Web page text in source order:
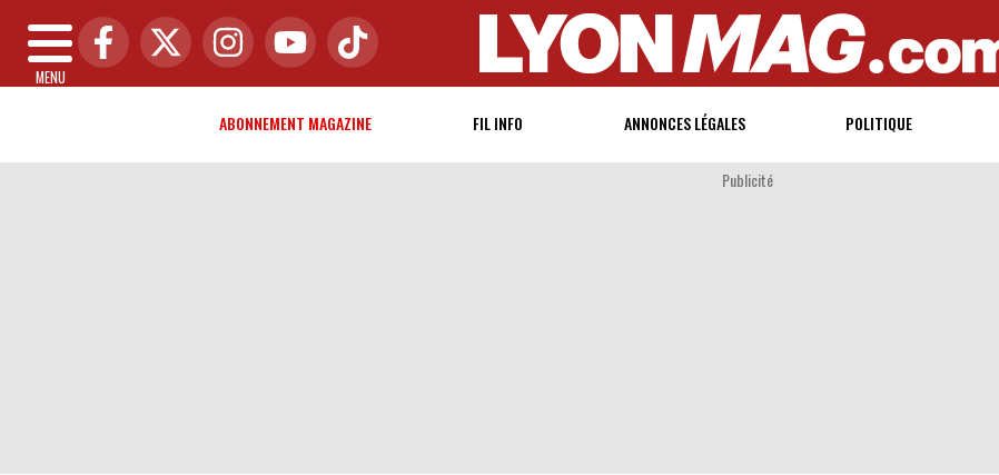
MENU
ABONNEMENT MAGAZINE FIL INFO ANNONCES LÉGALES POLITIQUE
Publicité